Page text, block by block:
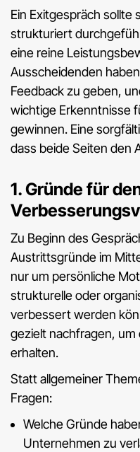
Ein Exitgespräch
strukturiert
eine reine
Ausscheidenden
Feedback zu geben,
wichtige Erkenntnisse
gewinnen. Eine
dass beide Seiten den
1. Gründe für
Zu Beginn des
Austrittsgründe im
nur um persönliche
strukturelle oder
verbessert werden
gezielt nachfragen, um
erhalten.
Statt allgemeiner
Fragen:
Welche Gründe
Unternehmen zu